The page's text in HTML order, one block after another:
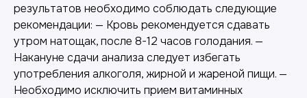
результатов необходимо соблюдать следующие
рекомендации: — Кровь рекомендуется сдавать
утром натощак, после 8-12 часов голодания. —
Накануне сдачи анализа следует избегать
употребления алкоголя, жирной и жареной пищи. —
Необходимо исключить прием витаминных